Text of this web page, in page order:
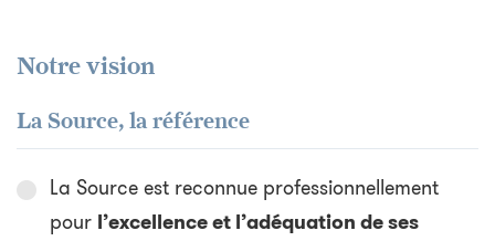
Notre vision
La Source, la référence
La Source est reconnue professionnellement
pour l’excellence et l’adéquation de ses